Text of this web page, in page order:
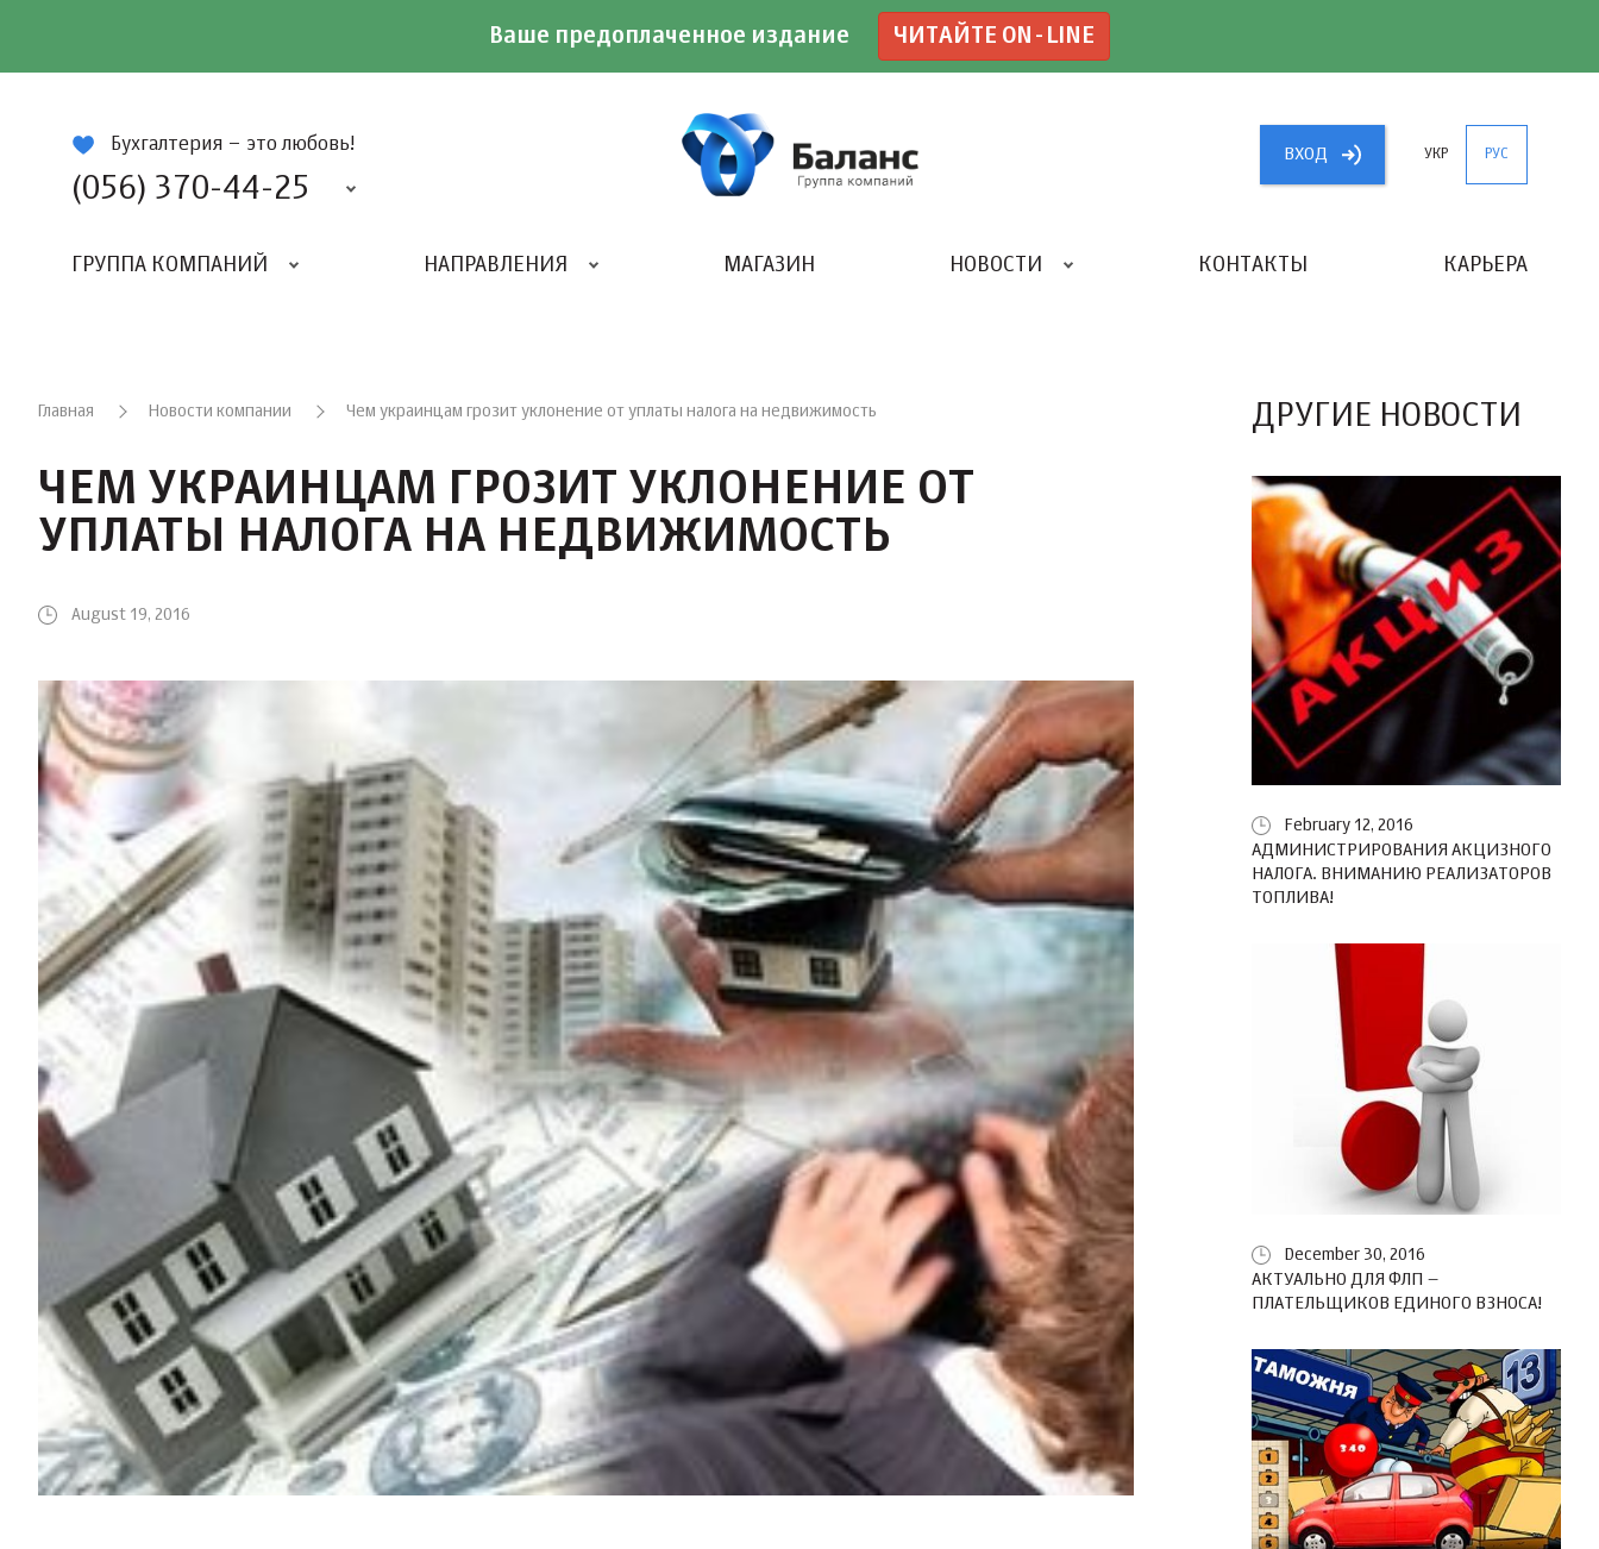
Ваше предоплаченное издание ЧИТАЙТЕ ON-LINE
Бухгалтерия – это любовь!
(056) 370-44-25
ВХОД УКР РУС
ГРУППА КОМПАНИЙ НАПРАВЛЕНИЯ МАГАЗИН НОВОСТИ КОНТАКТЫ КАРЬЕРА
Главная Новости компании Чем украинцам грозит уклонение от уплаты налога на недвижимость
ЧЕМ УКРАИНЦАМ ГРОЗИТ УКЛОНЕНИЕ ОТ
УПЛАТЫ НАЛОГА НА НЕДВИЖИМОСТЬ
August 19, 2016
ДРУГИЕ НОВОСТИ
February 12, 2016
АДМИНИСТРИРОВАНИЯ АКЦИЗНОГО
НАЛОГА. ВНИМАНИЮ РЕАЛИЗАТОРОВ
ТОПЛИВА!
December 30, 2016
АКТУАЛЬНО ДЛЯ ФЛП –
ПЛАТЕЛЬЩИКОВ ЕДИНОГО ВЗНОСА!